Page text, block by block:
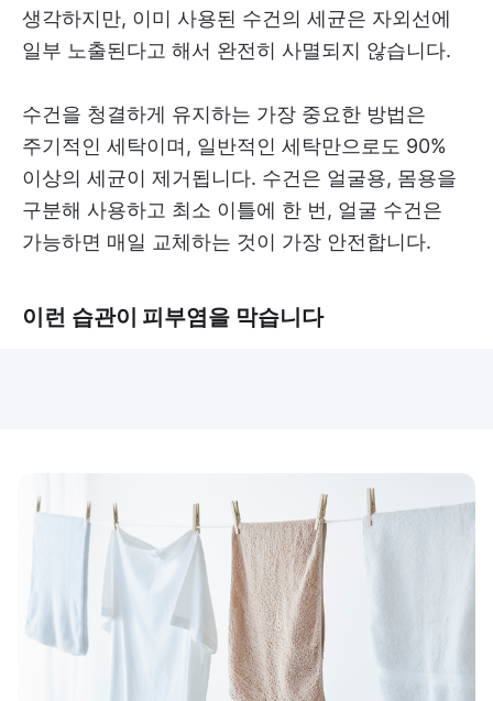
생각하지만, 이미 사용된 수건의 세균은 자외선에
일부 노출된다고 해서 완전히 사멸되지 않습니다.
수건을 청결하게 유지하는 가장 중요한 방법은
주기적인 세탁이며, 일반적인 세탁만으로도 90%
이상의 세균이 제거됩니다. 수건은 얼굴용, 몸용을
구분해 사용하고 최소 이틀에 한 번, 얼굴 수건은
가능하면 매일 교체하는 것이 가장 안전합니다.
이런 습관이 피부염을 막습니다